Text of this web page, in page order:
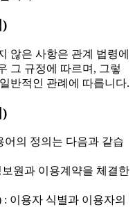
)
않은 사항은 관계 법령에
그 규정에 따르며, 그렇
반적인 관례에 따릅니다.
)
어의 정의는 다음과 같습
원과 이용계약을 체결한
이용자 식별과 이용자의